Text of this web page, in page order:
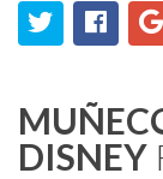
DISNEY